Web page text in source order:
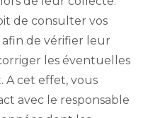
de consulter vos
de vérifier leur
les éventuelles
A cet effet, vous
avec le responsable